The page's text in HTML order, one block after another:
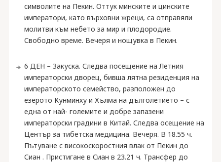
символите на Пекин. Оттук минските и цинските
императори, като върховни жреци, са отправяли
молитви към небето за мир и плодородие.
Свободно време. Вечеря и нощувка в Пекин.
6 ДЕН – Закуска. Следва посещение на Летния
императорски дворец, бивша лятна резиденция на
императорското семейство, разположен до
езерото Кунминху и Хълма на дълголетието – с
една от най- големите и добре запазени
императорски градини в Китай. Следва осещение на
Център за тибетска медицина. Вечеря. В 18.55 ч.
Пътуване с високоскоростния влак от Пекин до
Сиан . Пристигане в Сиан в 23.21 ч. Трансфер до